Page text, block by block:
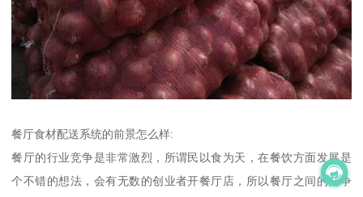
餐厅食材配送系统的前景怎么样:
餐厅的行业竞争是非常激烈，所谓民以食为天，在餐饮方面发展是
个不错的想法，会有无数的创业者开餐厅店，所以餐厅之间的竞争